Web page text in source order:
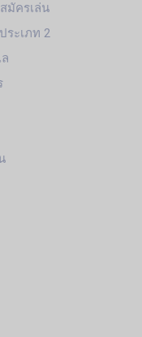
มัครเล่น
ระเภท 2